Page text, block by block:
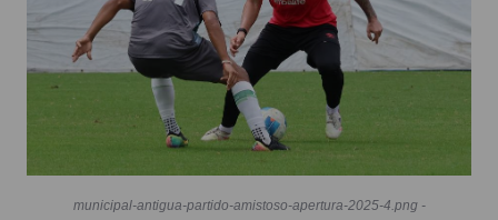
municipal-antigua-partido-amistoso-apertura-2025-4.png -